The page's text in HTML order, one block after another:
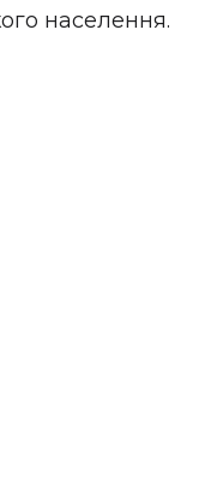
населення.